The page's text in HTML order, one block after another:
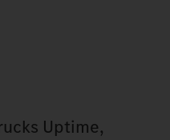
Uptime,